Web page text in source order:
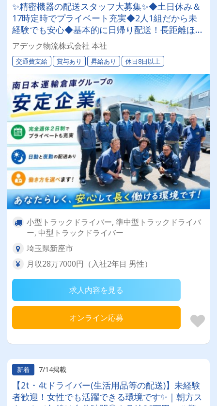
✨精密機器の配送スタッフ大募集✨◆土日休み＆
17時定時でプライベート充実◆2人1組だから未
経験でも安心◆基本的に日帰り配送！長距離ほぼ
なし◆資格取得支援制度で中型免許も取得可能◆
南日本運輸倉庫グループの安定企業
アデック物流株式会社 本社
交通費支給 賞与あり 昇給あり 休日8日以上
小型トラックドライバー, 準中型トラックドライバ
ー, 中型トラックドライバー
埼玉県新座市
月収28万7000円（入社2年目 男性）
求人内容を見る
オンライン応募
新着 7/14掲載
【2t・4tドライバー(生活用品等の配送)】未経験
者歓迎！女性でも活躍できる環境です✨｜朝方ス